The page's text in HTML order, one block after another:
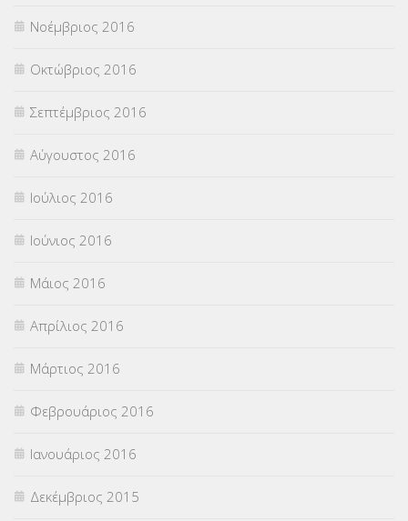
Νοέμβριος 2016
Οκτώβριος 2016
Σεπτέμβριος 2016
Αύγουστος 2016
Ιούλιος 2016
Ιούνιος 2016
Μάιος 2016
Απρίλιος 2016
Μάρτιος 2016
Φεβρουάριος 2016
Ιανουάριος 2016
Δεκέμβριος 2015